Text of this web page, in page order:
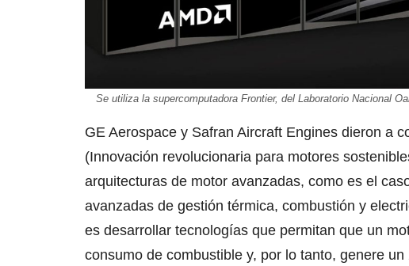
Se utiliza la supercomputadora Frontier, del Laboratorio Nacional
GE Aerospace y Safran Aircraft Engines dieron a
(Innovación revolucionaria para motores
arquitecturas de motor avanzadas, como es el
avanzadas de gestión térmica, combustión y
es desarrollar tecnologías que permitan que un
consumo de combustible y, por lo tanto, genere